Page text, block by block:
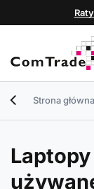
Strona główna